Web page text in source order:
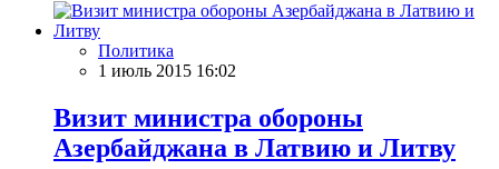
Политика
1 июль 2015 16:02
Визит министра обороны
Азербайджана в Латвию и Литву